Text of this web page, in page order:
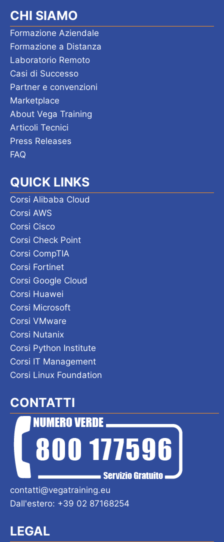
CHI SIAMO
Formazione Aziendale
Formazione a Distanza
Laboratorio Remoto
Casi di Successo
Partner e convenzioni
Marketplace
About Vega Training
Articoli Tecnici
Press Releases
FAQ
QUICK LINKS
Corsi Alibaba Cloud
Corsi AWS
Corsi Cisco
Corsi Check Point
Corsi CompTIA
Corsi Fortinet
Corsi Google Cloud
Corsi Huawei
Corsi Microsoft
Corsi VMware
Corsi Nutanix
Corsi Python Institute
Corsi IT Management
Corsi Linux Foundation
CONTATTI
contatti@vegatraining.eu
Dall'estero: +39 02 87168254
LEGAL